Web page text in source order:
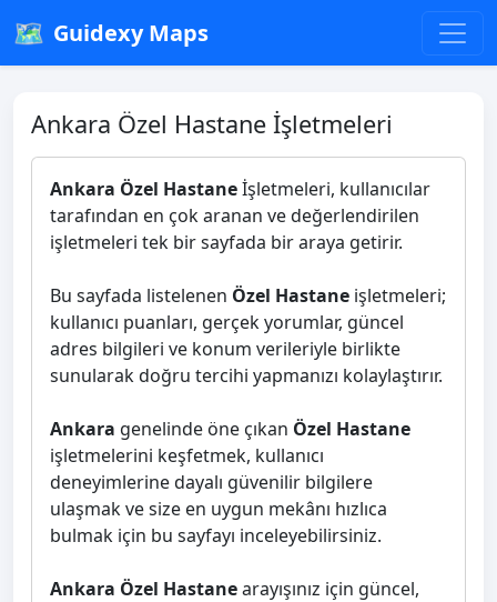
🗺️ Guidexy Maps
Ankara Özel Hastane İşletmeleri
Ankara Özel Hastaneİşletmeleri, kullanıcılar
tarafından en çok aranan ve değerlendirilen
işletmeleri tek bir sayfada bir araya getirir.
Bu sayfada listelenen Özel Hastane işletmeleri;
kullanıcı puanları, gerçek yorumlar, güncel
adres bilgileri ve konum verileriyle birlikte
sunularak doğru tercihi yapmanızı kolaylaştırır.
Ankara genelinde öne çıkan Özel Hastane
işletmelerini keşfetmek, kullanıcı
deneyimlerine dayalı güvenilir bilgilere
ulaşmak ve size en uygun mekânı hızlıca
bulmak için bu sayfayı inceleyebilirsiniz.
Ankara Özel Hastanearayışınız için güncel,